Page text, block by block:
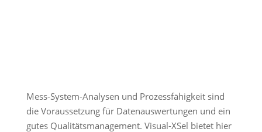
Mess-System-Analysen und Prozessfähigkeit sind
die Voraussetzung für Datenauswertungen und ein
gutes Qualitätsmanagement. Visual-XSel bietet hier